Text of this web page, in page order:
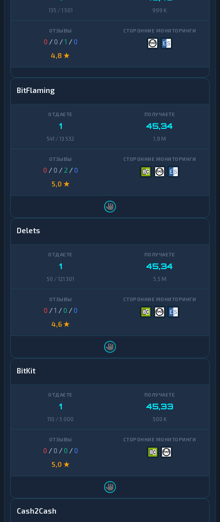
135 / 1 501 999 K
0 / 0 /1 /0
4,8 ★
BitFlaming
1
541 / 13 532
45,34
1,9 M
0 / 0 / 2 /0
5,0 ★
Delets
1
50 / 121 301
45,34
5,5 M
0 /1 /0 /0
4,6 ★
BitKit
1
110 / 5 000
45,33
500 K
0 / 0 /0 /0
5,0 ★
Cash2Cash